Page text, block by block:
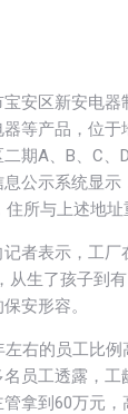
安区新安电
等产品，位
期A、B、C、
公示系统显
所与上述地址
者表示，工厂
从生了孩子到
安形容。
右的员工比
员工透露，
拿到60万元